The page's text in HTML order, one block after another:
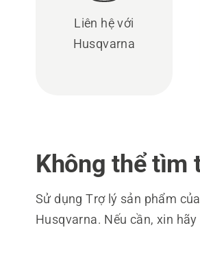
Liên hệ với
Husqvarna
Không thể tìm
Sử dụng Trợ lý sản phẩm
Husqvarna. Nếu cần, xin